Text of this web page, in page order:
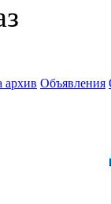
архив Объявления